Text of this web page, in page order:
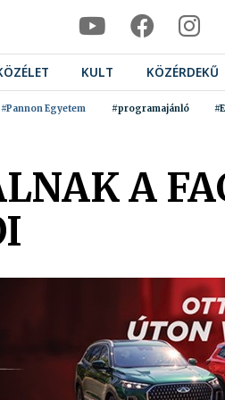
KULT KÖZÉRDEKŰ
#Pannon Egyetem #programajánló
A